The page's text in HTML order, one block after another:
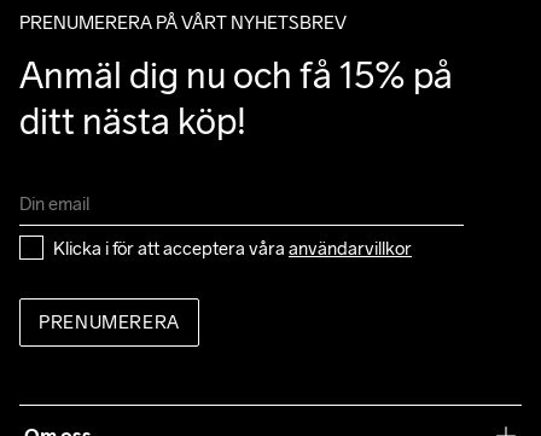
PRENUMERERA PÅ VÅRT NYHETSBREV
Anmäl dig nu och få 15% på
ditt nästa köp!
Klicka i för att acceptera våra användarvillkor
PRENUMERERA